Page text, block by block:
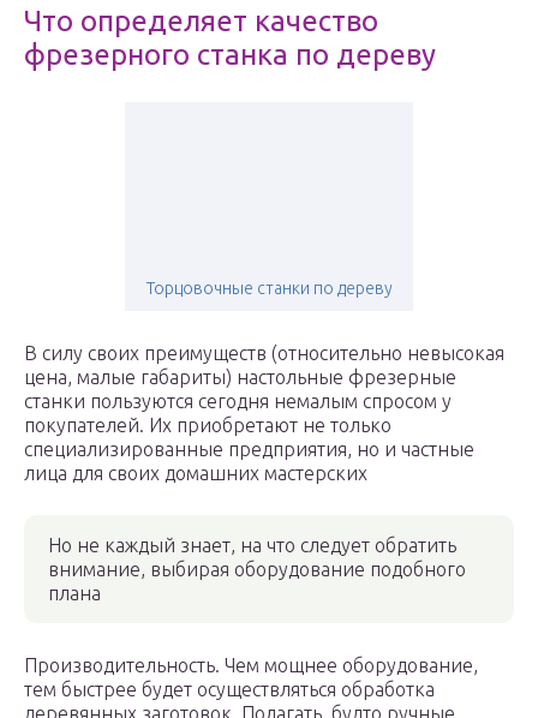
Что определяет качество
фрезерного станка по дереву
Торцовочные станки по дереву
В силу своих преимуществ (относительно невысокая
цена, малые габариты) настольные фрезерные
станки пользуются сегодня немалым спросом у
покупателей. Их приобретают не только
специализированные предприятия, но и частные
лица для своих домашних мастерских
Но не каждый знает, на что следует обратить
внимание, выбирая оборудование подобного
плана
Производительность. Чем мощнее оборудование,
тем быстрее будет осуществляться обработка
деревянных заготовок. Полагать, будто ручные